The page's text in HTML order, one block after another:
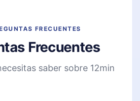
FRECUENTES
Frecuentes
saber sobre 12min